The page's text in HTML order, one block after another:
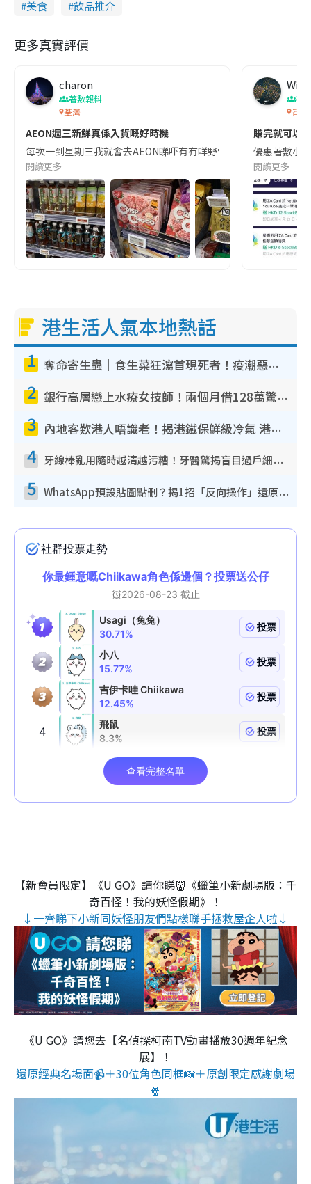
美食 飲品推介
更多真實評價
charon
著數報料
荃灣
AEON週三新鮮真係入貨嘅好時機
每次一到星期三我就會去AEON睇吓有冇咩野需要入貨,因為真係
閱讀更多
著
香港
賺完就可以
優惠著數小
閱讀更多
港生活人氣本地熱話
1 奪命寄生蟲｜食生菜狂瀉首現死者！疫潮惡化錄1.8萬宗病例 揭洗菜3大謬誤
2 銀行高層戀上水療女技師！兩個月借128萬驚覺「沉船」沉落火海 揭背後疑似邪教操控賣淫
3 內地客歎港人唔識老！揭港鐵保鮮級冷氣 港人求放過：咪投訴
4 牙線棒亂用隨時越清越污糟！牙醫驚揭盲目過戶細菌恐致蛀牙：呢種先係日常真保養
5 WhatsApp預設貼圖點刪？揭1招「反向操作」還原簡潔介面 附3步實測教學
【新會員限定】《U GO》請你睇👹《蠟筆小新劇場版：千
奇百怪！我的妖怪假期》！
↓一齊睇下小新同妖怪朋友們點樣聯手拯救屋企人啦↓
《U GO》請您去【名偵探柯南TV動畫播放30週年紀念
展】！
還原經典名場面📹＋30位角色同框📸＋原創限定感謝劇場
🍿